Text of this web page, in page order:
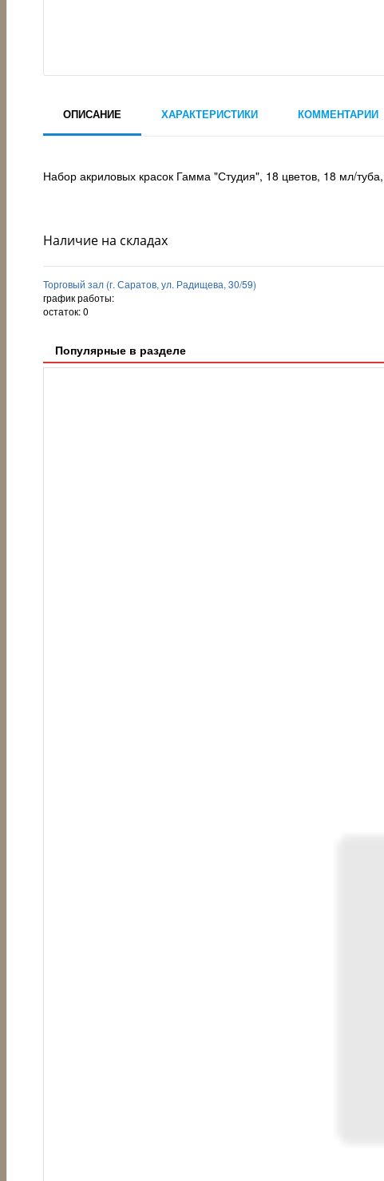
ОПИСАНИЕ ХАРАКТЕРИСТИКИ КОММЕНТАРИИ
Набор акриловых красок Гамма "Студия", 18 цветов, 18 мл/туба,
Наличие на складах
Торговый зал (г. Саратов, ул. Радищева, 30/59)
график работы:
остаток:0
Популярные в разделе